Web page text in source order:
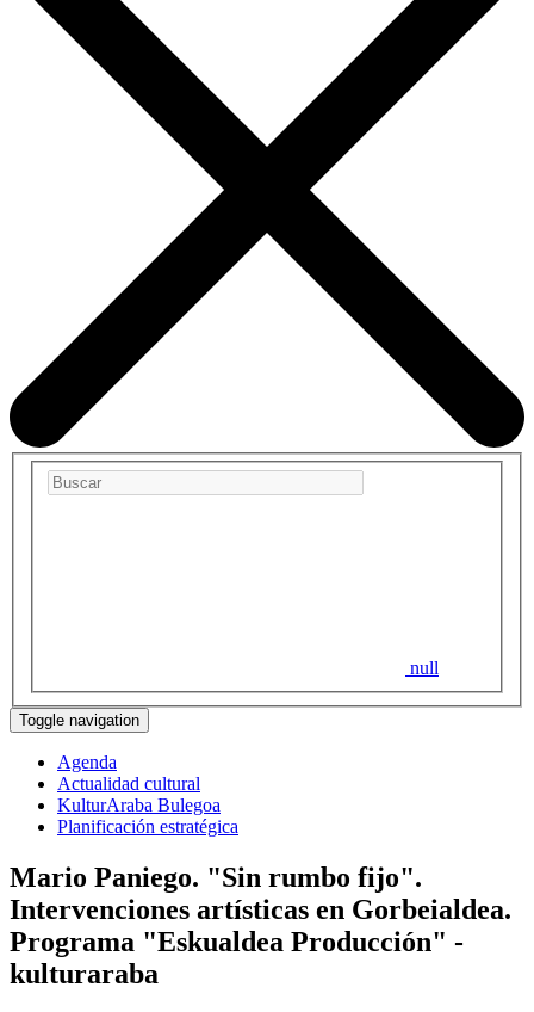
null
Toggle navigation
Agenda
Actualidad cultural
KulturAraba Bulegoa
Planificación estratégica
Mario Paniego. "Sin rumbo fijo".
Intervenciones artísticas en Gorbeialdea.
Programa "Eskualdea Producción" -
kulturaraba